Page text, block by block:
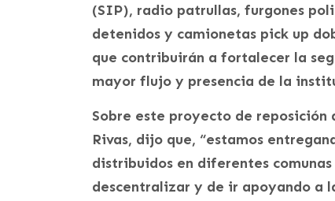
(SIP), radio patrullas, furgones
detenidos y camionetas pick up
que contribuirán a fortalecer la
mayor flujo y presencia de la
Sobre este proyecto de reposición
Rivas, dijo que, “estamos
distribuidos en diferentes
descentralizar y de ir apoyando a